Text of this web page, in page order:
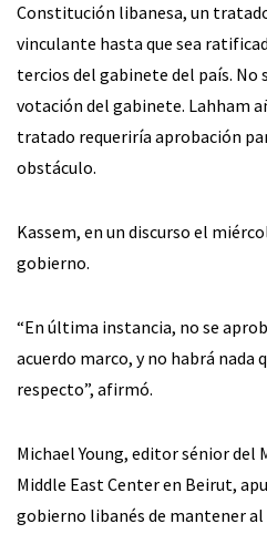
Constitución libanesa, un
vinculante hasta que sea
tercios del gabinete del país. No
votación del gabinete. Lahham
tratado requeriría aprobación
obstáculo.
Kassem, en un discurso el
gobierno.
“En última instancia, no se
acuerdo marco, y no habrá nada
respecto”, afirmó.
Michael Young, editor sénior del
Middle East Center en Beirut,
gobierno libanés de mantener